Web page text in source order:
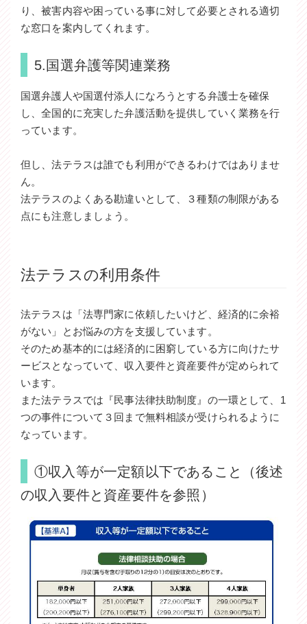
り、被害内容や困っている事に対して必要とされる適切
な窓口を案内してくれます。
5.国選弁護等関連業務
国選弁護人や国選付添人になろうとする弁護士を確保
し、全国的に充実した弁護活動を提供していく業務を行
っています。
但し、法テラスは誰でも利用ができるわけではありませ
ん。
法テラスのよくある勘違いとして、３種類の制限がある
点にも注意しましょう。
法テラスの利用条件
法テラスは「法専門家に依頼したいけど、経済的に余裕
がない」とお悩みの方を支援しています。
そのため基本的には経済的に困窮している方に向けたサ
ービスとなっていて、収入要件と資産要件が定められて
います。
また法テラスでは『民事法律扶助制度』の一環として、1
つの事件について３回まで無料相談が受けられるように
なっています。
①収入等が一定額以下であること（後述
の収入要件と資産要件を参照）